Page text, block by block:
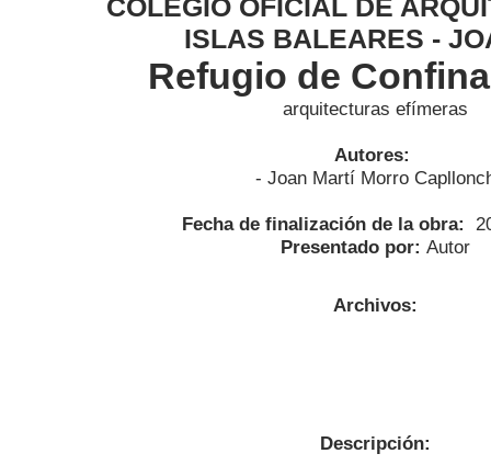
COLEGIO OFICIAL DE
ISLAS BALEARES -
Refugio de
arquitecturas efímeras
Autores:
- Joan Martí Morro
Fecha de finalización de la obra:
Presentado por: Autor
Archivos:
Descripción: